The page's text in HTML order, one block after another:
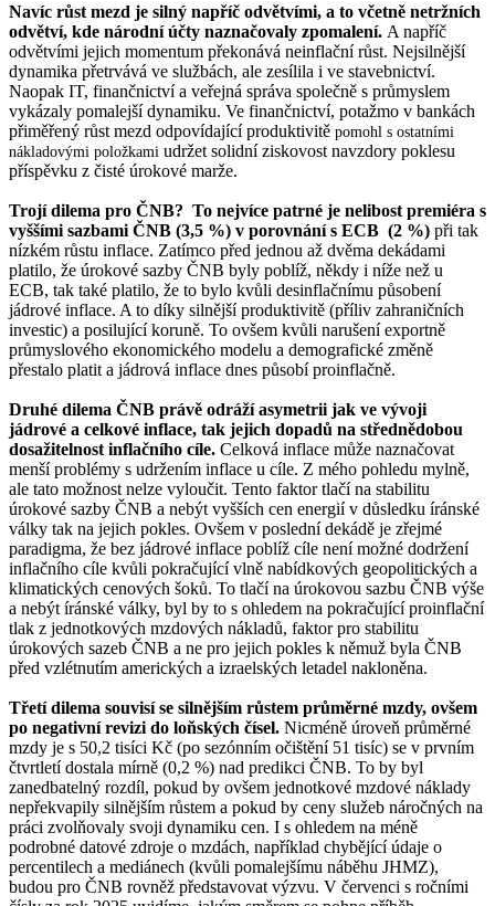
Navíc růst mezd je silný napříč odvětvími, a to včetně netržních
odvětví, kde národní účty naznačovaly zpomalení. A napříč
odvětvími jejich momentum překonává neinflační růst. Nejsilnější
dynamika přetrvává ve službách, ale zesílila i ve stavebnictví.
Naopak IT, finančnictví a veřejná správa společně s průmyslem
vykázaly pomalejší dynamiku. Ve finančnictví, potažmo v bankách
přiměřený růst mezd odpovídající produktivitě pomohl s ostatními
nákladovými položkami udržet solidní ziskovost navzdory poklesu
příspěvku z čisté úrokové marže.
Trojí dilema pro ČNB? To nejvíce patrné je nelibost premiéra s
vyššími sazbami ČNB (3,5 %) v porovnání s ECB (2 %) při tak
nízkém růstu inflace. Zatímco před jednou až dvěma dekádami
platilo, že úrokové sazby ČNB byly poblíž, někdy i níže než u
ECB, tak také platilo, že to bylo kvůli desinflačnímu působení
jádrové inflace. A to díky silnější produktivitě (příliv zahraničních
investic) a posilující koruně. To ovšem kvůli narušení exportně
průmyslového ekonomického modelu a demografické změně
přestalo platit a jádrová inflace dnes působí proinflačně.
Druhé dilema ČNB právě odráží asymetrii jak ve vývoji
jádrové a celkové inflace, tak jejich dopadů na střednědobou
dosažitelnost inflačního cíle. Celková inflace může naznačovat
menší problémy s udržením inflace u cíle. Z mého pohledu mylně,
ale tato možnost nelze vyloučit. Tento faktor tlačí na stabilitu
úrokové sazby ČNB a nebýt vyšších cen energií v důsledku íránské
války tak na jejich pokles. Ovšem v poslední dekádě je zřejmé
paradigma, že bez jádrové inflace poblíž cíle není možné dodržení
inflačního cíle kvůli pokračující vlně nabídkových geopolitických a
klimatických cenových šoků. To tlačí na úrokovou sazbu ČNB výše
a nebýt íránské války, byl by to s ohledem na pokračující proinflační
tlak z jednotkových mzdových nákladů, faktor pro stabilitu
úrokových sazeb ČNB a ne pro jejich pokles k němuž byla ČNB
před vzlétnutím amerických a izraelských letadel nakloněna.
Třetí dilema souvisí se silnějším růstem průměrné mzdy, ovšem
po negativní revizi do loňských čísel. Nicméně úroveň průměrné
mzdy je s 50,2 tisíci Kč (po sezónním očištění 51 tisíc) se v prvním
čtvrtletí dostala mírně (0,2 %) nad predikci ČNB. To by byl
zanedbatelný rozdíl, pokud by ovšem jednotkové mzdové náklady
nepřekvapily silnějším růstem a pokud by ceny služeb náročných na
práci zvolňovaly svoji dynamiku cen. I s ohledem na méně
podrobné datové zdroje o mzdách, například chybějící údaje o
percentilech a mediánech (kvůli pomalejšímu náběhu JHMZ),
budou pro ČNB rovněž představovat výzvu. V červenci s ročními